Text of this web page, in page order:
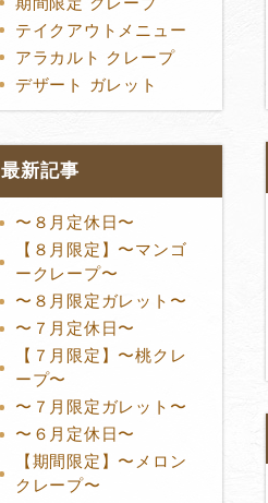
テイクアウトメニュー
アラカルト クレープ
デザート ガレット
最新記事
〜８月定休日〜
【８月限定】〜マンゴ
ークレープ〜
〜８月限定ガレット〜
〜７月定休日〜
【７月限定】〜桃クレ
ープ〜
〜７月限定ガレット〜
〜６月定休日〜
【期間限定】〜メロン
クレープ〜